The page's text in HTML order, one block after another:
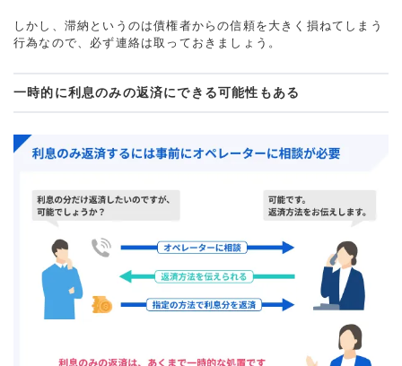
しかし、滞納というのは債権者からの信頼を大きく損ねてしまう
行為なので、必ず連絡は取っておきましょう。
一時的に利息のみの返済にできる可能性もある